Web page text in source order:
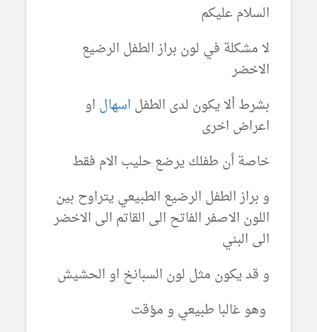
السلام عليكم
لا مشكلة في لون براز الطفل الرضيع
الاخضر
بشرط ألا يكون لدى الطفل اسهال او
اعراض اخرى
خاصة أن طفلك يرضع حليب الام فقط
و براز الطفل الرضيع الطبيعي يتراوح بين
اللون الاصفر الفاتح الى القاتم الى الاخضر
الى البني
و قد يكون مثل لون السبانخ او الحشيش
وهو غالبا طبيعي و مؤقت